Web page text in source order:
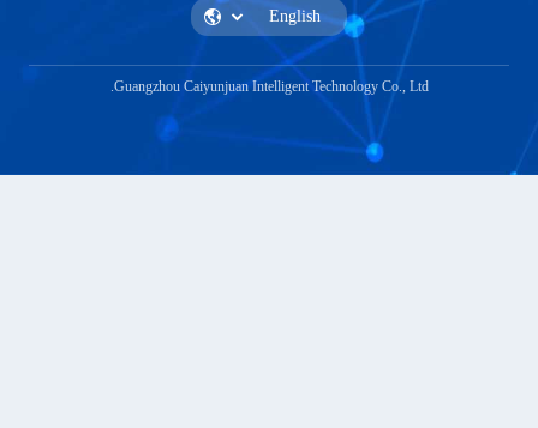
Guangzhou Caiyunjuan Intelligent Technology